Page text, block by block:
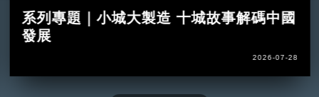
系列專題｜小城大製造 十城故事解碼中國
發展
2026-07-28